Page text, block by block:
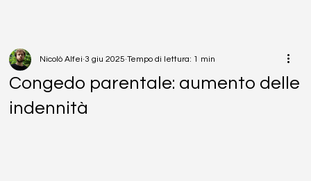
Congedo parentale: aumento delle
indennità
Nicolò Alfei 3 giu 2025 Tempo di lettura: 1 min